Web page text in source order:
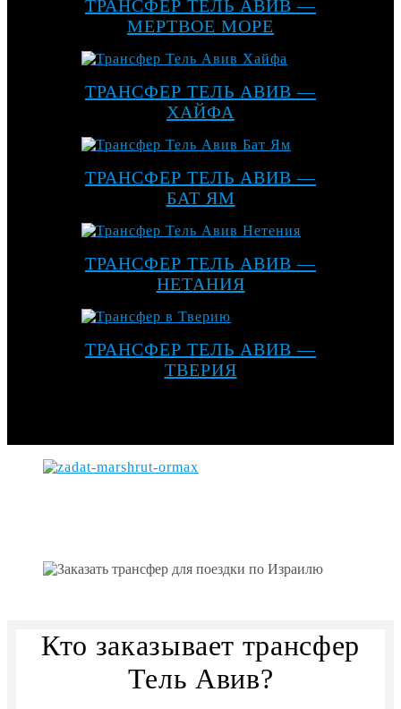
ТРАНСФЕР ТЕЛЬ АВИВ —
МЕРТВОЕ МОРЕ
ТРАНСФЕР ТЕЛЬ АВИВ —
ХАЙФА
ТРАНСФЕР ТЕЛЬ АВИВ —
БАТ ЯМ
ТРАНСФЕР ТЕЛЬ АВИВ —
НЕТАНИЯ
ТРАНСФЕР ТЕЛЬ АВИВ —
ТВЕРИЯ
Кто заказывает трансфер
Тель Авив?